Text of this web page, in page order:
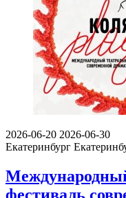
2026-06-20 2026-06-30
Екатеринбург